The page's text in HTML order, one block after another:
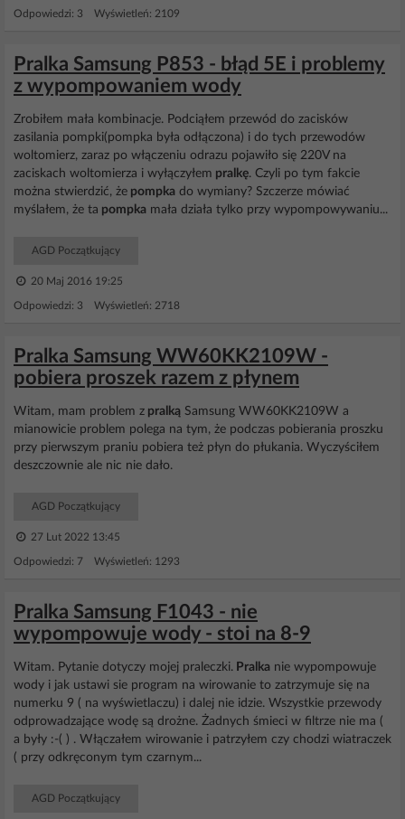
Odpowiedzi: 3 Wyświetleń: 2109
Pralka Samsung P853 - błąd 5E i problemy
z wypompowaniem wody
Zrobiłem mała kombinacje. Podciąłem przewód do zacisków
zasilania pompki(pompka była odłączona) i do tych przewodów
woltomierz, zaraz po włączeniu odrazu pojawiło się 220V na
zaciskach woltomierza i wyłączyłem pralkę. Czyli po tym fakcie
można stwierdzić, że pompka do wymiany? Szczerze mówiać
myślałem, że ta pompka mała działa tylko przy wypompowywaniu...
AGD Początkujący
20 Maj 2016 19:25
Odpowiedzi: 3 Wyświetleń: 2718
Pralka Samsung WW60KK2109W -
pobiera proszek razem z płynem
Witam, mam problem z pralką Samsung WW60KK2109W a
mianowicie problem polega na tym, że podczas pobierania proszku
przy pierwszym praniu pobiera też płyn do płukania. Wyczyściłem
deszczownie ale nic nie dało.
AGD Początkujący
27 Lut 2022 13:45
Odpowiedzi: 7 Wyświetleń: 1293
Pralka Samsung F1043 - nie
wypompowuje wody - stoi na 8-9
Witam. Pytanie dotyczy mojej praleczki. Pralka nie wypompowuje
wody i jak ustawi sie program na wirowanie to zatrzymuje się na
numerku 9 ( na wyświetlaczu) i dalej nie idzie. Wszystkie przewody
odprowadzające wodę są drożne. Żadnych śmieci w filtrze nie ma (
a były :-( ) . Włączałem wirowanie i patrzyłem czy chodzi wiatraczek
( przy odkręconym tym czarnym...
AGD Początkujący